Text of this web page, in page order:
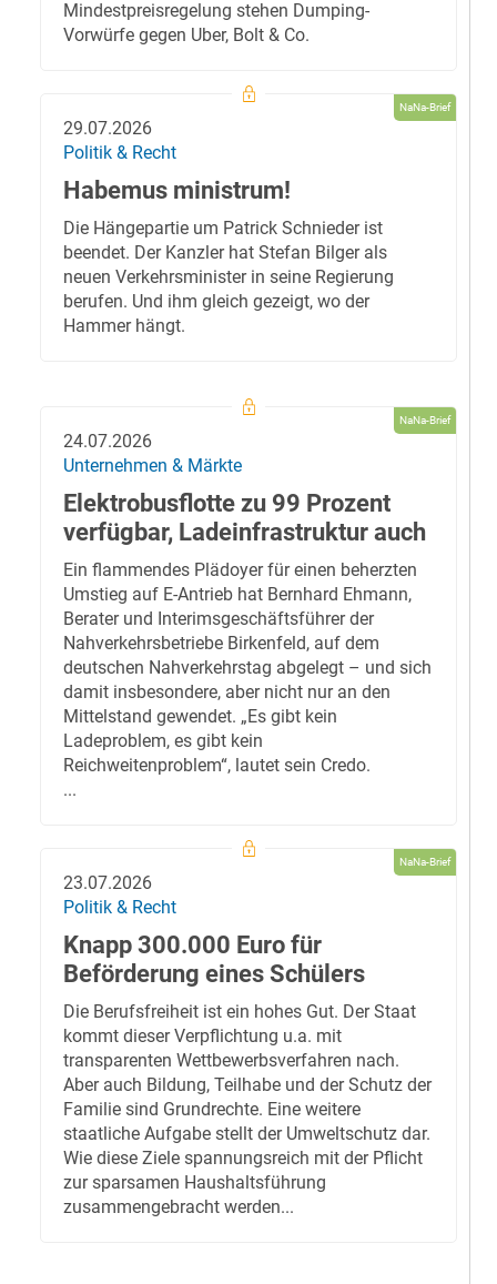
Mindestpreisregelung stehen Dumping-
Vorwürfe gegen Uber, Bolt & Co.
NaNa-Brief
29.07.2026
Politik & Recht
Habemus ministrum!
Die Hängepartie um Patrick Schnieder ist
beendet. Der Kanzler hat Stefan Bilger als
neuen Verkehrsminister in seine Regierung
berufen. Und ihm gleich gezeigt, wo der
Hammer hängt.
NaNa-Brief
24.07.2026
Unternehmen & Märkte
Elektrobusflotte zu 99 Prozent
verfügbar, Ladeinfrastruktur auch
Ein flammendes Plädoyer für einen beherzten
Umstieg auf E-Antrieb hat Bernhard Ehmann,
Berater und Interimsgeschäftsführer der
Nahverkehrsbetriebe Birkenfeld, auf dem
deutschen Nahverkehrstag abgelegt – und sich
damit insbesondere, aber nicht nur an den
Mittelstand gewendet. „Es gibt kein
Ladeproblem, es gibt kein
Reichweitenproblem“, lautet sein Credo.
...
NaNa-Brief
23.07.2026
Politik & Recht
Knapp 300.000 Euro für
Beförderung eines Schülers
Die Berufsfreiheit ist ein hohes Gut. Der Staat
kommt dieser Verpflichtung u.a. mit
transparenten Wettbewerbsverfahren nach.
Aber auch Bildung, Teilhabe und der Schutz der
Familie sind Grundrechte. Eine weitere
staatliche Aufgabe stellt der Umweltschutz dar.
Wie diese Ziele spannungsreich mit der Pflicht
zur sparsamen Haushaltsführung
zusammengebracht werden...